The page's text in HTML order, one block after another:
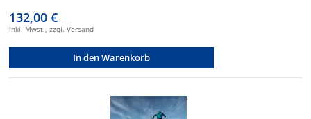
132,00 €
inkl. Mwst., zzgl. Versand
In den Warenkorb